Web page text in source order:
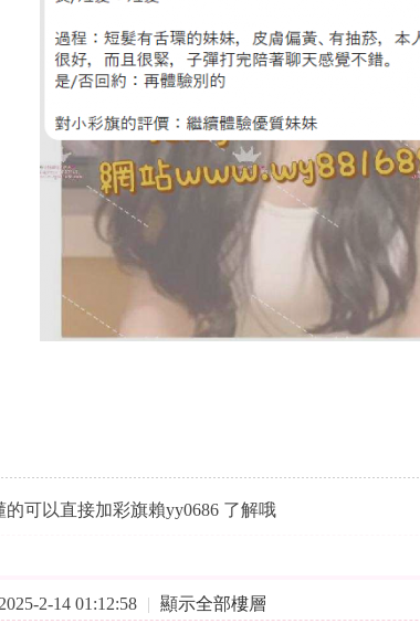
的可以直接加彩旗賴yy0686 了解哦
2-14 01:12:58 | 顯示全部樓層